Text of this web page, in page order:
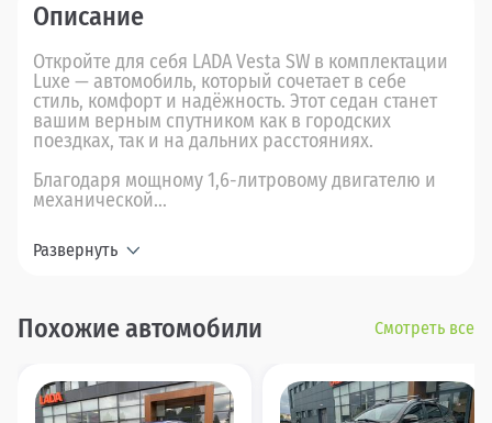
Описание
Откройте для себя LADA Vesta SW в комплектации
Luxe — автомобиль, который сочетает в себе
стиль, комфорт и надёжность. Этот седан станет
вашим верным спутником как в городских
поездках, так и на дальних расстояниях.
Благодаря мощному 1,6-литровому двигателю и
механической...
Развернуть
Похожие автомобили Смотреть все